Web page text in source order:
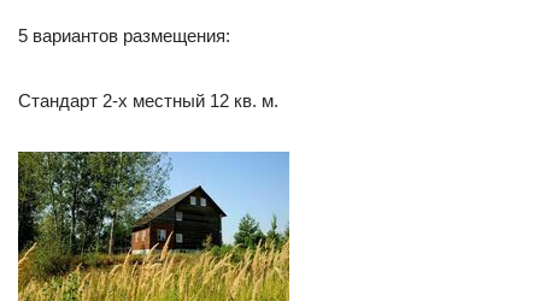
5 вариантов размещения:
Стандарт 2-х местный 12 кв. м.